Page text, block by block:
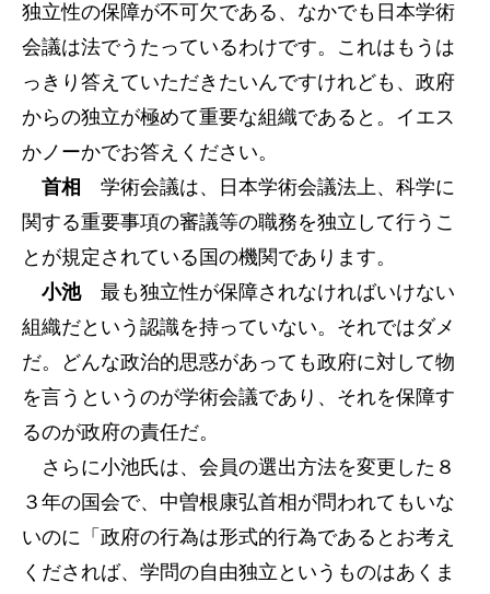
独立性の保障が不可欠である、なかでも日本学術
会議は法でうたっているわけです。これはもうは
っきり答えていただきたいんですけれども、政府
からの独立が極めて重要な組織であると。イエス
かノーかでお答えください。
首相
学術会議は、日本学術会議法上、科学に
関する重要事項の審議等の職務を独立して行うこ
とが規定されている国の機関であります。
小池最も独立性が保障されなければいけない
組織だという認識を持っていない。それではダメ
だ。どんな政治的思惑があっても政府に対して物
を言うというのが学術会議であり、それを保障す
るのが政府の責任だ。
さらに小池氏は、会員の選出方法を変更した８
３年の国会で、中曽根康弘首相が問われてもいな
いのに「政府の行為は形式的行為であるとお考え
くだされば、学問の自由独立というものはあくま